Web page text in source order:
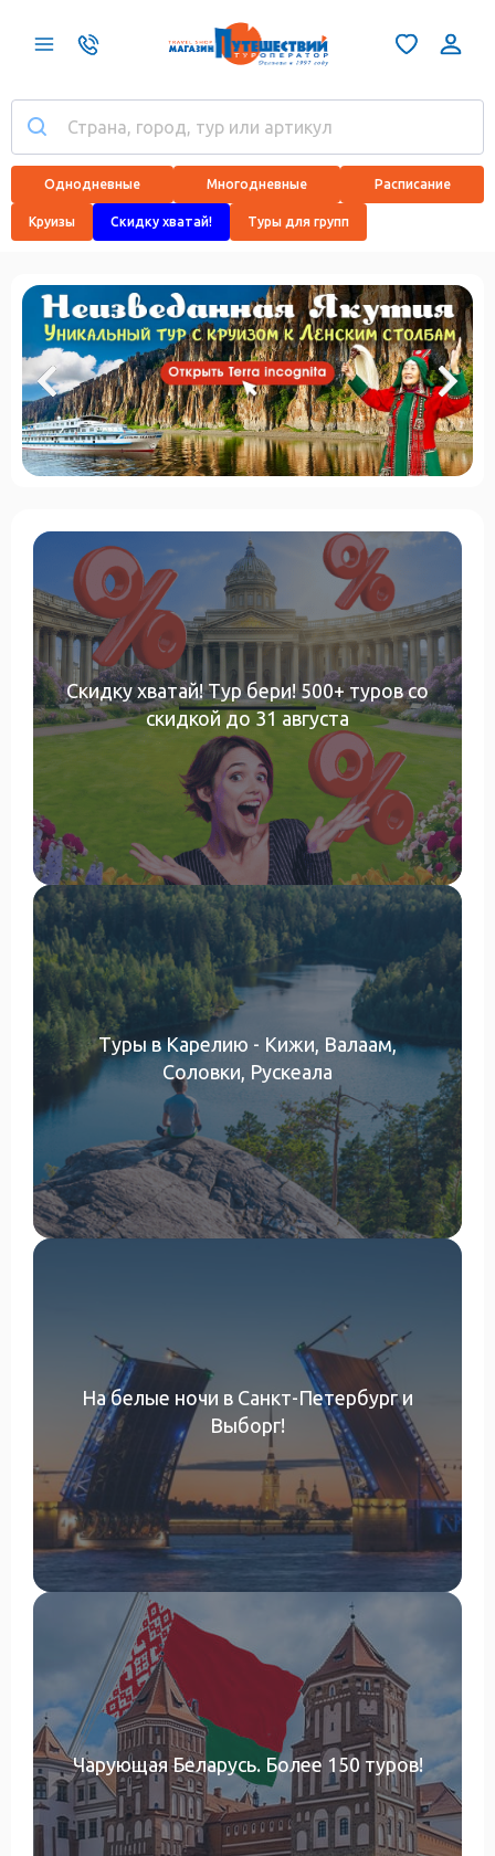
Однодневные Многодневные Расписание
Круизы Скидку хватай! Туры для групп
Скидку хватай! Тур бери! 500+ туров со
скидкой до 31 августа
Туры в Карелию - Кижи, Валаам,
Соловки, Рускеала
На белые ночи в Санкт-Петербург и
Выборг!
Чарующая Беларусь. Более 150 туров!